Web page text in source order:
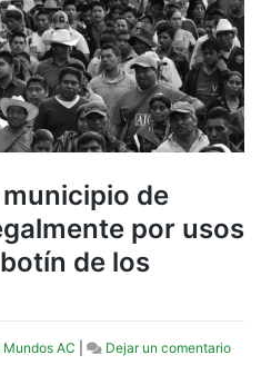
de
por usos
de los
Mundos AC Dejar un comentarioen